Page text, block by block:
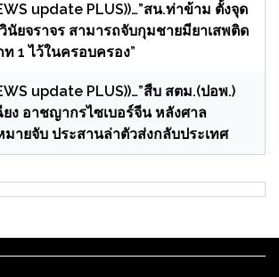
update PLUS))…”สน.ท่าข้าม ตั้งจุด
นัยจราจร สามารถจับกุมชายมียาเสพติด
1 ไว้ในครอบครอง”
update PLUS))…”สืบ สตม.(ปอพ.)
ยง อาชญากรไซเบอร์จีน หลังศาล
มายจับ ประสานล่าตัวส่งกลับประเทศ